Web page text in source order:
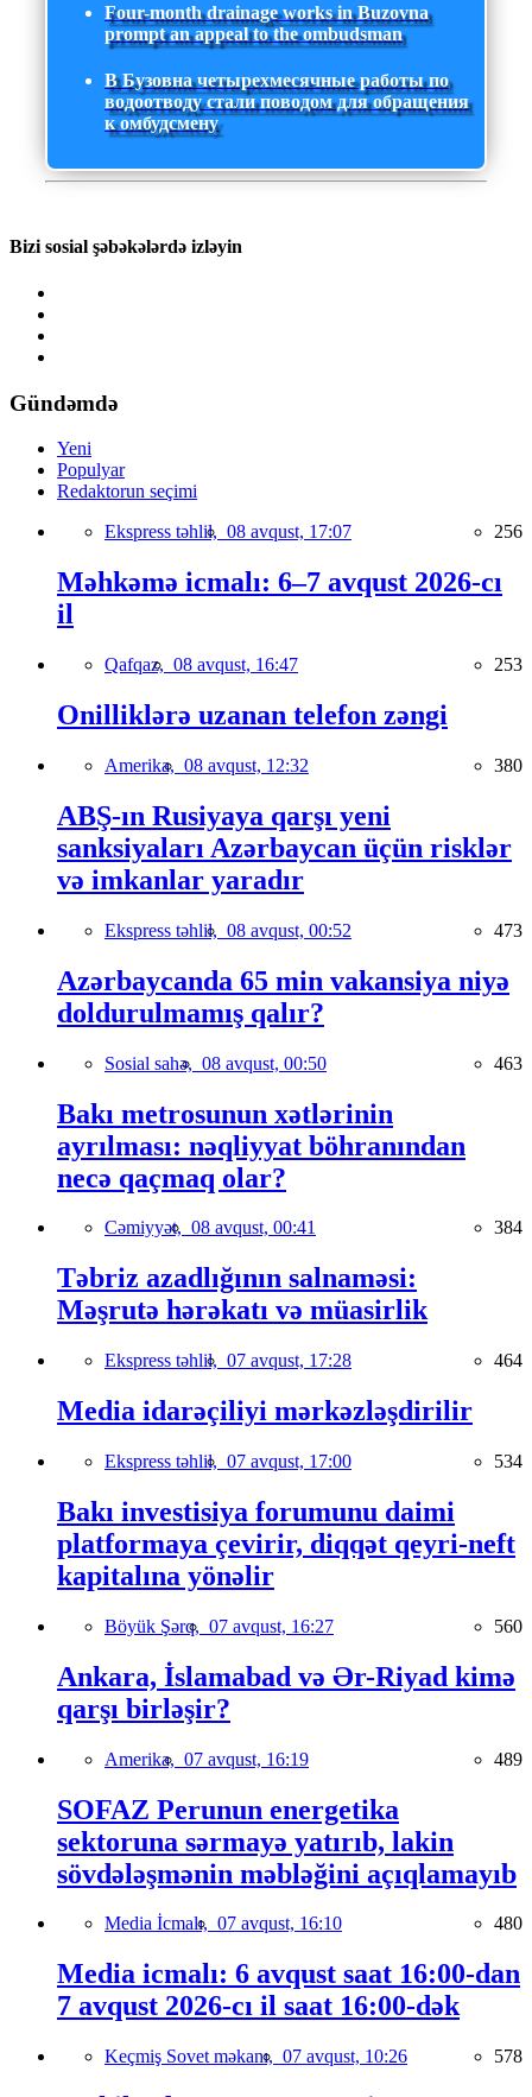
Four-month drainage works in Buzovna
prompt an appeal to the ombudsman
В Бузовна четырехмесячные работы по
водоотводу стали поводом для обращения
к омбудсмену
Bizi sosial şəbəkələrdə izləyin
Gündəmdə
Yeni
Populyar
Redaktorun seçimi
Ekspress təhlil, 08 avqust, 17:07 256
Məhkəmə icmalı: 6–7 avqust 2026-cı
il
Qafqaz, 08 avqust, 16:47 253
Onilliklərə uzanan telefon zəngi
Amerika, 08 avqust, 12:32 380
ABŞ-ın Rusiyaya qarşı yeni
sanksiyaları Azərbaycan üçün risklər
və imkanlar yaradır
Ekspress təhlil, 08 avqust, 00:52 473
Azərbaycanda 65 min vakansiya niyə
doldurulmamış qalır?
Sosial sahə, 08 avqust, 00:50 463
Bakı metrosunun xətlərinin
ayrılması: nəqliyyat böhranından
necə qaçmaq olar?
Cəmiyyət, 08 avqust, 00:41 384
Təbriz azadlığının salnaməsi:
Məşrutə hərəkatı və müasirlik
Ekspress təhlil, 07 avqust, 17:28 464
Media idarəçiliyi mərkəzləşdirilir
Ekspress təhlil, 07 avqust, 17:00 534
Bakı investisiya forumunu daimi
platformaya çevirir, diqqət qeyri-neft
kapitalına yönəlir
Böyük Şərq, 07 avqust, 16:27 560
Ankara, İslamabad və Ər-Riyad kimə
qarşı birləşir?
Amerika, 07 avqust, 16:19 489
SOFAZ Perunun energetika
sektoruna sərmayə yatırıb, lakin
sövdələşmənin məbləğini açıqlamayıb
Media İcmalı, 07 avqust, 16:10 480
Media icmalı: 6 avqust saat 16:00-dan
7 avqust 2026-cı il saat 16:00-dək
Keçmiş Sovet məkanı, 07 avqust, 10:26 578